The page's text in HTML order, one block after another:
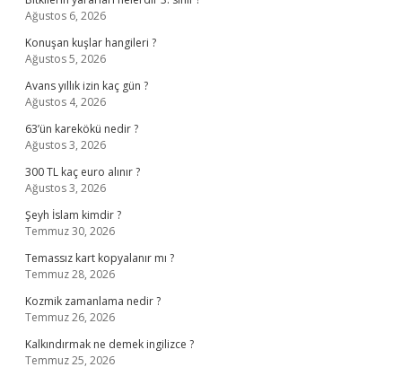
Ağustos 6, 2026
Konuşan kuşlar hangileri ?
Ağustos 5, 2026
Avans yıllık izin kaç gün ?
Ağustos 4, 2026
63’ün karekökü nedir ?
Ağustos 3, 2026
300 TL kaç euro alınır ?
Ağustos 3, 2026
Şeyh İslam kimdir ?
Temmuz 30, 2026
Temassız kart kopyalanır mı ?
Temmuz 28, 2026
Kozmik zamanlama nedir ?
Temmuz 26, 2026
Kalkındırmak ne demek ingilizce ?
Temmuz 25, 2026